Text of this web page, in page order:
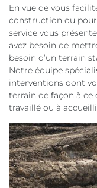
En vue de vous
construction ou
service vous
avez besoin de
besoin d’un terrain
Notre équipe
interventions dont
terrain de façon à
travaillé ou à